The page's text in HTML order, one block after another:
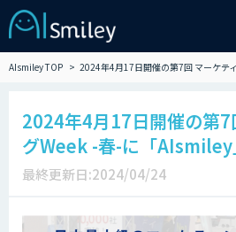
AIsmiley TOP 2024年4月17日開催の第7回 マーケテ
2024年4月17日開催の第7
グWeek -春-に「AIsmiley
最終更新日:2024/04/24